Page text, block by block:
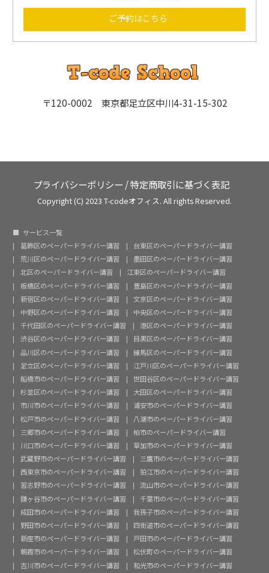
ご予約はこちら
〒120-0002 東京都足立区中川4-31-15-302
プライバシーポリシー /特定商取引に基づく表記
Copyright (C) 2023 T-codeオフィス. All rights Reserved.
サービス一覧
葛飾区のペーパードライバー講習
台東区のペーパードライバー講習
荒川区のペーパードライバー講習
墨田区のペーパードライバー講習
北区のペーパードライバー講習
江東区のペーパードライバー講習
板橋区のペーパードライバー講習
豊島区のペーパードライバー講習
新宿区のペーパードライバー講習
文京区のペーパードライバー講習
中野区のペーパードライバー講習
中央区のペーパードライバー講習
千代田区のペーパードライバー講習
港区のペーパードライバー講習
渋谷区のペーパードライバー講習
目黒区のペーパードライバー講習
品川区のペーパードライバー講習
練馬区のペーパードライバー講習
足立区のペーパードライバー講習
江戸川区のペーパードライバー講習
船橋市のペーパードライバー講習
世田谷区のペーパードライバー講習
杉並区のペーパードライバー講習
大田区のペーパードライバー講習
市川市のペーパードライバー講習
浦安市のペーパードライバー講習
松戸市のペーパードライバー講習
八潮市のペーパードライバー講習
三郷市のペーパードライバー講習
柏市のペーパードライバー講習
川口市のペーパードライバー講習
草加市のペーパードライバー講習
武蔵野市のペーパードライバー講習
三鷹市のペーパードライバー講習
西東京市のペーパードライバー講習
狛江市のペーパードライバー講習
習志野市のペーパードライバー講習
流山市のペーパードライバー講習
鎌ヶ谷市のペーパードライバー講習
千葉市のペーパードライバー講習
成田市のペーパードライバー講習
我孫子市のペーパードライバー講習
野田市のペーパードライバー講習
四街道市のペーパードライバー講習
新座市のペーパードライバー講習
戸田市のペーパードライバー講習
朝霞市のペーパードライバー講習
松伏町のペーパードライバー講習
吉川市のペーパードライバー講習
和光市のペーパードライバー講習